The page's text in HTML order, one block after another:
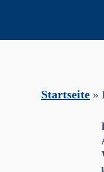
Startseite »